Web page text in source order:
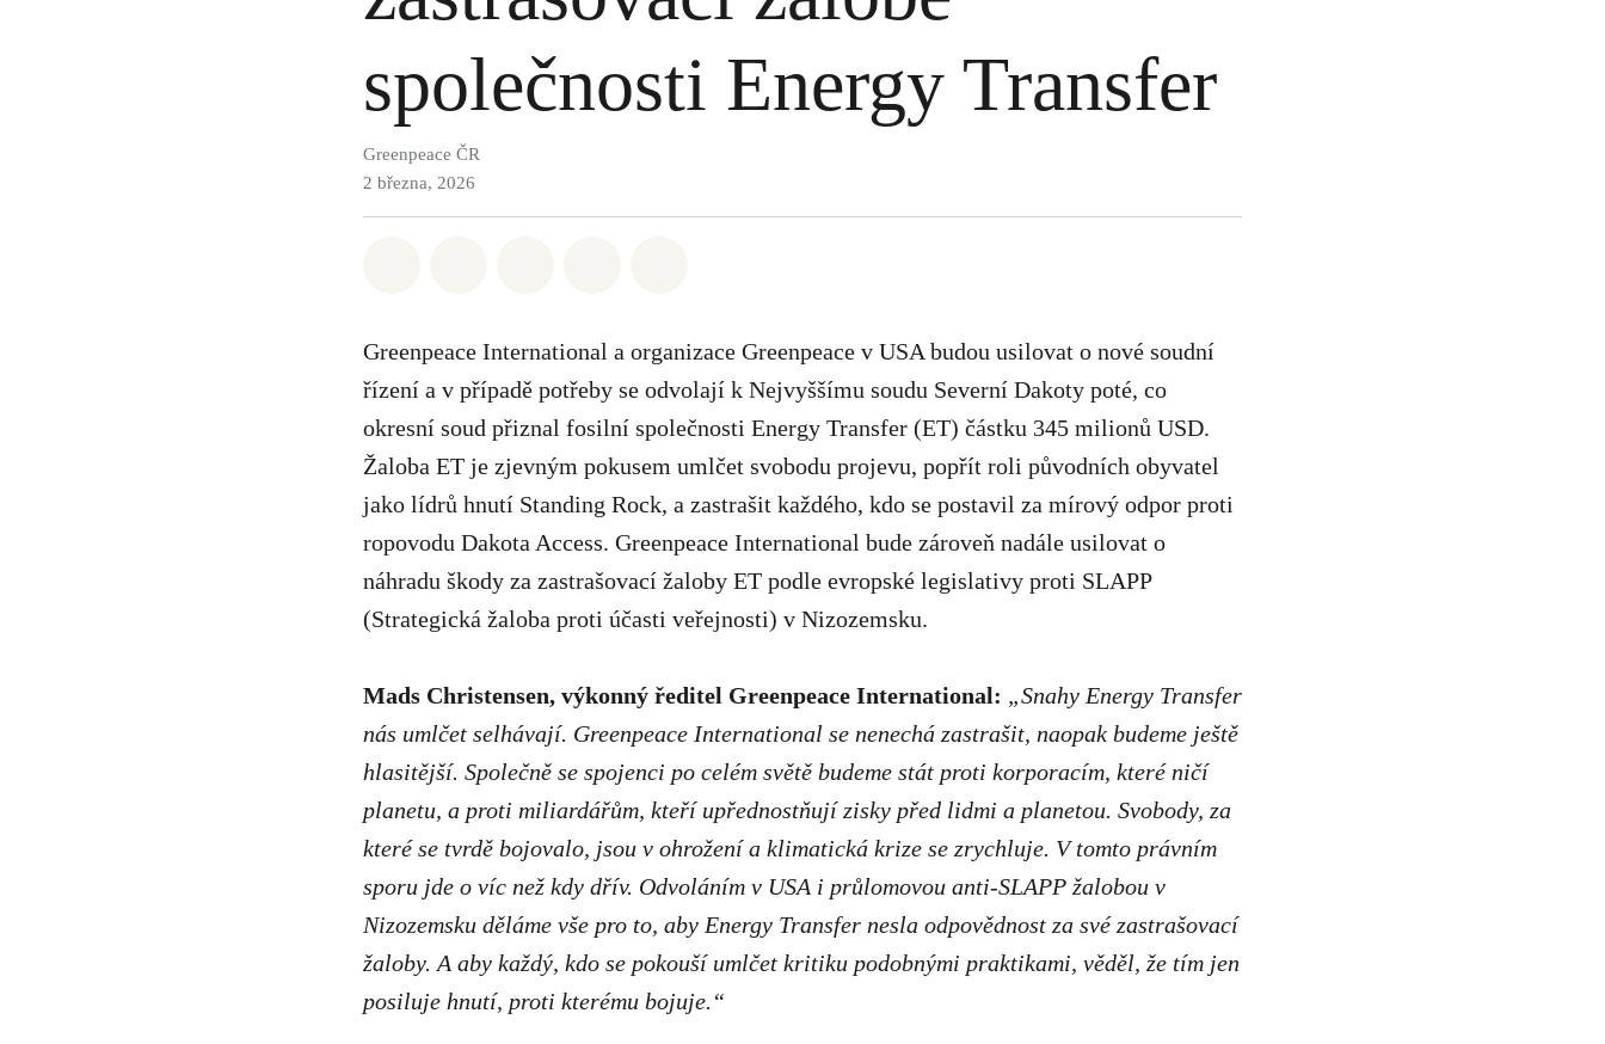
společnosti Energy Transfer
Greenpeace ČR
2 března, 2026
Greenpeace International a organizace Greenpeace v USA budou usilovat o nové soudní
řízení a v případě potřeby se odvolají k Nejvyššímu soudu Severní Dakoty poté, co
okresní soud přiznal fosilní společnosti Energy Transfer (ET) částku 345 milionů USD.
Žaloba ET je zjevným pokusem umlčet svobodu projevu, popřít roli původních obyvatel
jako lídrů hnutí Standing Rock, a zastrašit každého, kdo se postavil za mírový odpor proti
ropovodu Dakota Access. Greenpeace International bude zároveň nadále usilovat o
náhradu škody za zastrašovací žaloby ET podle evropské legislativy proti SLAPP
(Strategická žaloba proti účasti veřejnosti) v Nizozemsku.
Mads Christensen, výkonný ředitel Greenpeace International: „Snahy Energy Transfer
nás umlčet selhávají. Greenpeace International se nenechá zastrašit, naopak budeme ještě
hlasitější. Společně se spojenci po celém světě budeme stát proti korporacím, které ničí
planetu, a proti miliardářům, kteří upřednostňují zisky před lidmi a planetou. Svobody, za
které se tvrdě bojovalo, jsou v ohrožení a klimatická krize se zrychluje. V tomto právním
sporu jde o víc než kdy dřív. Odvoláním v USA i průlomovou anti-SLAPP žalobou v
Nizozemsku děláme vše pro to, aby Energy Transfer nesla odpovědnost za své zastrašovací
žaloby. A aby každý, kdo se pokouší umlčet kritiku podobnými praktikami, věděl, že tím jen
posiluje hnutí, proti kterému bojuje.“